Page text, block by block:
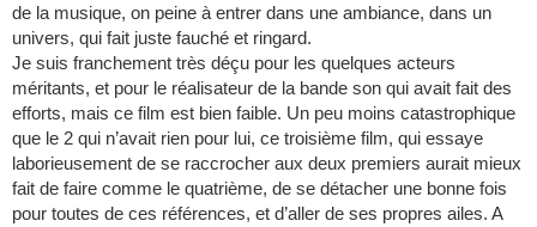
de la musique, on peine à entrer dans une ambiance, dans un
univers, qui fait juste fauché et ringard.
Je suis franchement très déçu pour les quelques acteurs
méritants, et pour le réalisateur de la bande son qui avait fait des
efforts, mais ce film est bien faible. Un peu moins catastrophique
que le 2 qui n’avait rien pour lui, ce troisième film, qui essaye
laborieusement de se raccrocher aux deux premiers aurait mieux
fait de faire comme le quatrième, de se détacher une bonne fois
pour toutes de ces références, et d’aller de ses propres ailes. A